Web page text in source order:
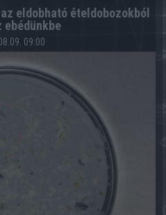
eldobható ételdobozokból
ebédünkbe
09:00